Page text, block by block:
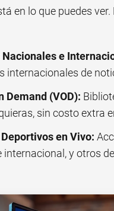
en lo que puedes
Nacionales e
internacionales de
Demand (VOD):
sin costo extra
en Vivo:
internacional, y otros